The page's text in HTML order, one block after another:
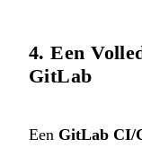
4. Een
GitLab
Een GitLab CI/